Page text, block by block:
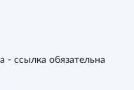
- ссылка обязательна